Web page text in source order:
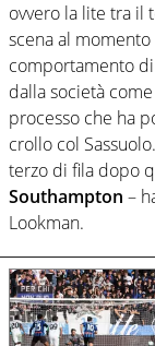
ovvero la lite tra il
scena al
comportamento
dalla società
processo che ha
crollo col
terzo di fila dopo
Southampton –
Lookman.